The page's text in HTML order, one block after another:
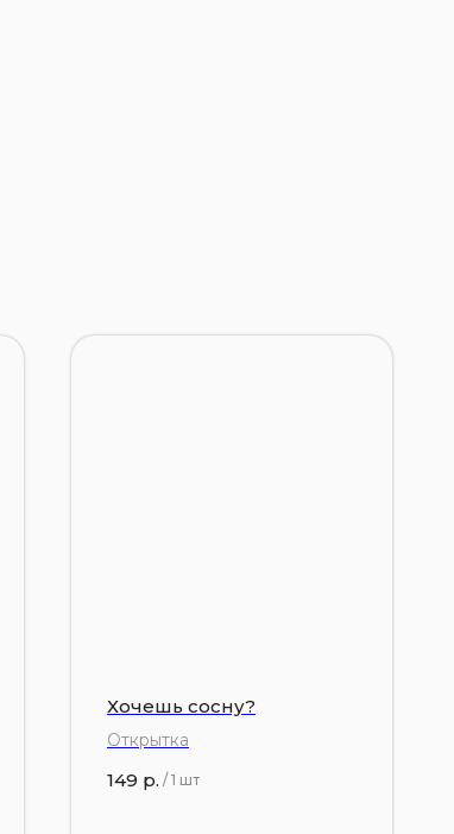
Хочешь сосну?
Открытка
149 р. / 1 шт